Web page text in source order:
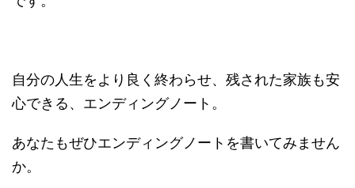
自分の人生をより良く終わらせ、残された家族も安
心できる、エンディングノート。
あなたもぜひエンディングノートを書いてみません
か。